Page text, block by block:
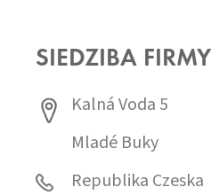
SIEDZIBA FIRMY
Kalná Voda 5
Mladé Buky
Republika Czeska